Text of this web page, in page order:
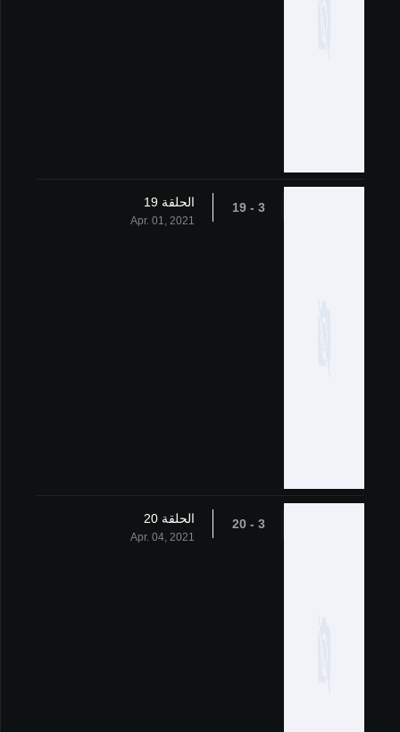
3 - 19 الحلقة 19
Apr. 01, 2021
3 - 20 الحلقة 20
Apr. 04, 2021